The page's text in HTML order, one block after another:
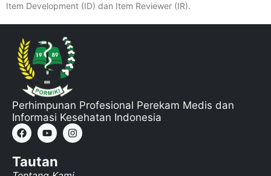
Item Development (ID) dan Item Reviewer (IR).
Perhimpunan Profesional Perekam Medis dan
Informasi Kesehatan Indonesia
Tautan